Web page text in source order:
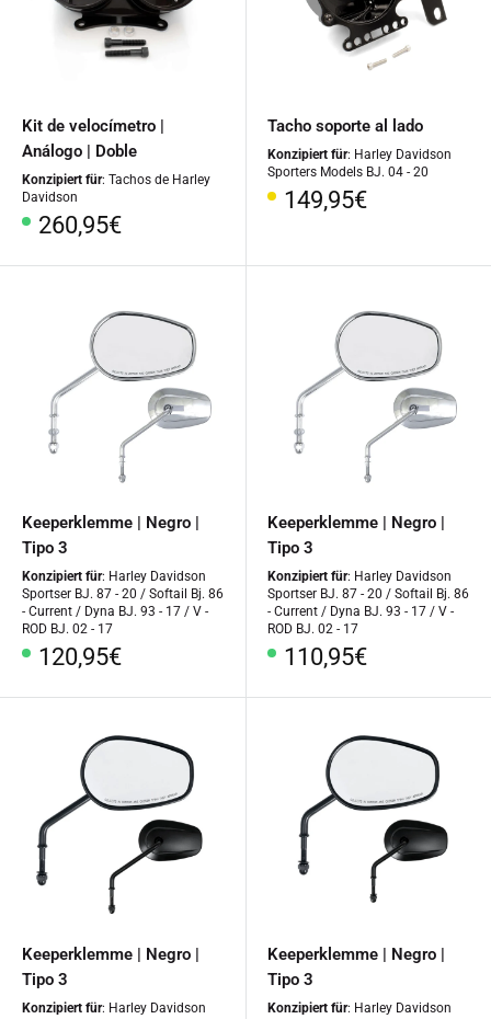
Kit de velocímetro |
Análogo | Doble
Konzipiert für: Tachos de Harley
Davidson
Precio
260,95€
Tacho soporte al lado
Konzipiert für: Harley Davidson
Sporters Models BJ. 04 - 20
Precio
149,95€
Keeperklemme | Negro |
Tipo 3
Konzipiert für: Harley Davidson
Sportser BJ. 87 - 20 / Softail Bj. 86
- Current / Dyna BJ. 93 - 17 / V -
ROD BJ. 02 - 17
Precio
120,95€
Keeperklemme | Negro |
Tipo 3
Konzipiert für: Harley Davidson
Sportser BJ. 87 - 20 / Softail Bj. 86
- Current / Dyna BJ. 93 - 17 / V -
ROD BJ. 02 - 17
Precio
110,95€
Keeperklemme | Negro |
Tipo 3
Konzipiert für: Harley Davidson
Keeperklemme | Negro |
Tipo 3
Konzipiert für: Harley Davidson